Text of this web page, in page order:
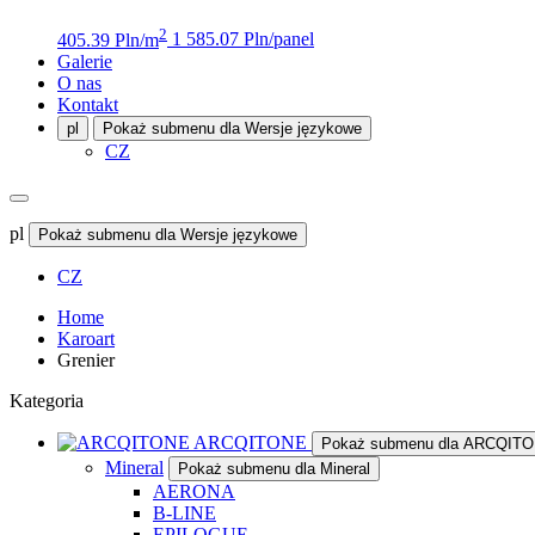
405.39 Pln/m2 1 585.07 Pln/panel
Galerie
O nas
Kontakt
pl Pokaż submenu dla Wersje językowe
CZ
pl Pokaż submenu dla Wersje językowe
CZ
Home
Karoart
Grenier
Kategoria
ARCQITONE Pokaż submenu dla
Mineral Pokaż submenu dla Mineral
AERONA
B-LINE